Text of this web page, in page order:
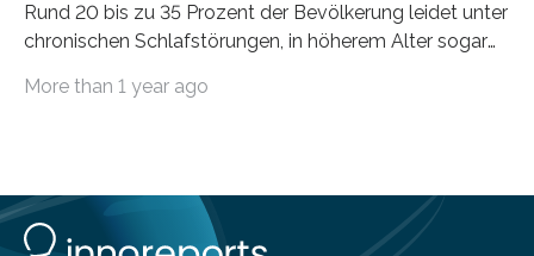
Rund 20 bis zu 35 Prozent der Bevölkerung leidet unter
chronischen Schlafstörungen, in höherem Alter sogar
Erwachsene kennt zudem ein kurzfristiges Schlafdefizit:
Forscher:innen konnten in einer aktuellen Metastudie
zeigen, dass sich die jeweils beteiligten Gehirnregionen
More than 1 year ago